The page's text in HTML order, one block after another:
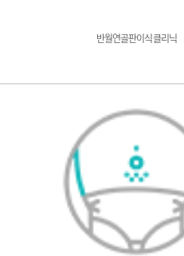
반월연골판이식클리닉